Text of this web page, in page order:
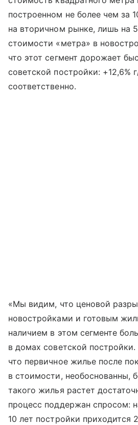
построенном не более чем за
на вторичном рынке, лишь на
стоимости «метра» в
что этот сегмент дорожает
советской постройки: +12,6%
соответственно.
«Мы видим, что ценовой
новостройками и готовым
наличием в этом сегменте
в домах советской постройки.
что первичное жилье после
в стоимости, необоснованны,
такого жилья растет
процесс поддержан спросом:
10 лет постройки приходится